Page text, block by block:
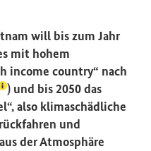
will bis zum Jahr
mit hohem
income country“ nach
Eintrag zum
) und bis 2050 das
also klimaschädliche
und
der Atmosphäre